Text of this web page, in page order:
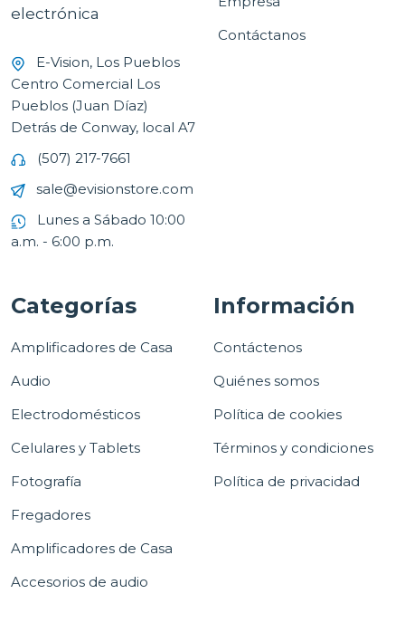
electrónica
E-Vision, Los Pueblos
Centro Comercial Los
Pueblos (Juan Díaz)
Detrás de Conway, local A7
(507) 217-7661
sale@evisionstore.com
Lunes a Sábado 10:00
a.m. - 6:00 p.m.
Contáctanos
Categorías
Amplificadores de Casa
Audio
Electrodomésticos
Celulares y Tablets
Fotografía
Fregadores
Amplificadores de Casa
Accesorios de audio
Información
Contáctenos
Quiénes somos
Política de cookies
Términos y condiciones
Política de privacidad